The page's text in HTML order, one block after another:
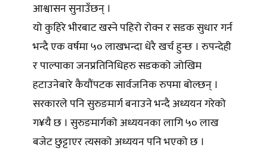
आश्वासन सुनाउँछन् ।
यो कुहिरे भीरबाट खस्ने पहिरो रोक्न र सडक सुधार गर्न
भन्दै एक वर्षमा ५० लाखभन्दा धेरै खर्च हुन्छ । रुपन्देही
र पाल्पाका जनप्रतिनिधिहरु सडकको जोखिम
हटाउनेबारे कैयौंपटक सार्वजनिक रुपमा बोल्छन् ।
सरकारले पनि सुरुङमार्ग बनाउने भन्दै अध्ययन गरेको
ग¥यै छ । सुरुङमार्गको अध्ययनका लागि ५० लाख
बजेट छुट्टाएर त्यसको अध्ययन पनि भएको छ ।